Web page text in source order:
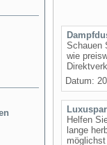
Schauen
wie
Datum:
Helfen
lange